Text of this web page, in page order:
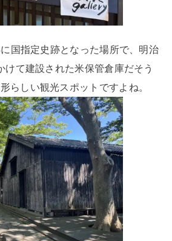
国指定史跡となった場所で、明治
けて建設された米保管倉庫だそう
らしい観光スポットですよね。